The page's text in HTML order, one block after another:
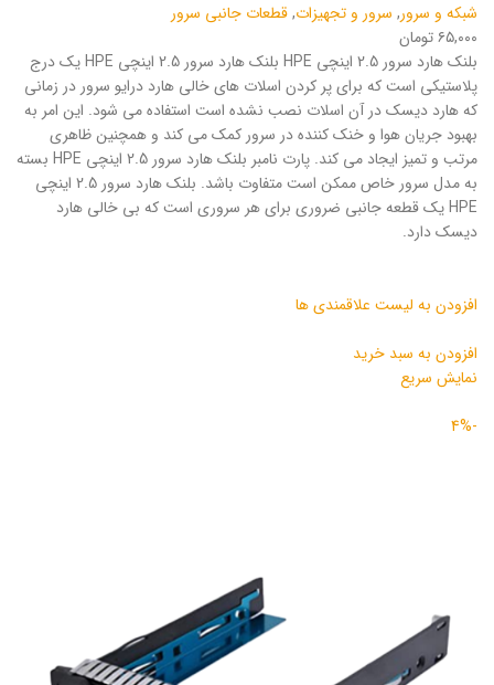
شبکه و سرور, سرور و تجهیزات,قطعات جانبی سرور
۶۵,۰۰۰ تومان
بلنک هارد سرور 2.5 اینچی HPE بلنک هارد سرور 2.5 اینچی HPE یک درج
پلاستیکی است که برای پر کردن اسلات های خالی هارد درایو سرور در زمانی
که هارد دیسک در آن اسلات نصب نشده است استفاده می شود. این امر به
بهبود جریان هوا و خنک کننده در سرور کمک می کند و همچنین ظاهری
مرتب و تمیز ایجاد می کند. پارت نامبر بلنک هارد سرور 2.5 اینچی HPE بسته
به مدل سرور خاص ممکن است متفاوت باشد. بلنک هارد سرور 2.5 اینچی
HPE یک قطعه جانبی ضروری برای هر سروری است که بی خالی هارد
دیسک دارد.
افزودن به لیست علاقمندی ها
افزودن به سبد خرید
نمایش سریع
-4%